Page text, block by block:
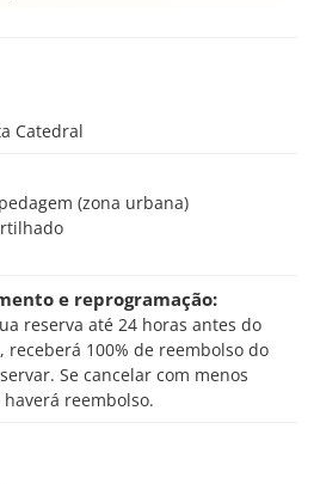
Catedral
(zona urbana)
e reprogramação:
receberá 100% de reembolso do
Se cancelar com menos
reembolso.